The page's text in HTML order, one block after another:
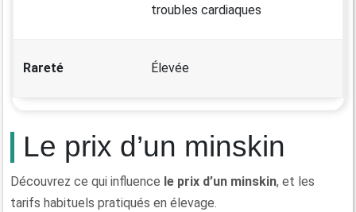
troubles cardiaques
Rareté Élevée
Le prix d’un minskin
Découvrez ce qui influence le prix d’un minskin, et les
tarifs habituels pratiqués en élevage.